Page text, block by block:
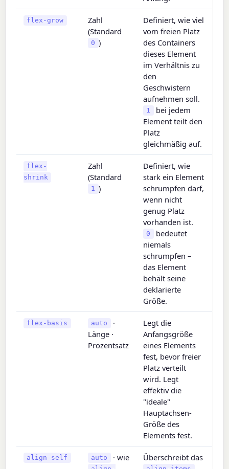
flex-grow
Zahl
(Standard
0 )
Definiert, wie viel
vom freien Platz
des Containers
dieses Element
im Verhältnis zu
den
Geschwistern
aufnehmen soll.
1
bei jedem
Element teilt den
Platz
gleichmäßig auf.
flex-
shrink
Zahl
(Standard
1 )
Definiert, wie
stark ein Element
schrumpfen darf,
wenn nicht
genug Platz
vorhanden ist.
0
bedeutet
niemals
schrumpfen –
das Element
behält seine
deklarierte
Größe.
flex-basis auto
·
Länge ·
Prozentsatz
Legt die
Anfangsgröße
eines Elements
fest, bevor freier
Platz verteilt
wird. Legt
effektiv die
"ideale"
Hauptachsen-
Größe des
Elements fest.
align-self auto · wie Überschreibt das